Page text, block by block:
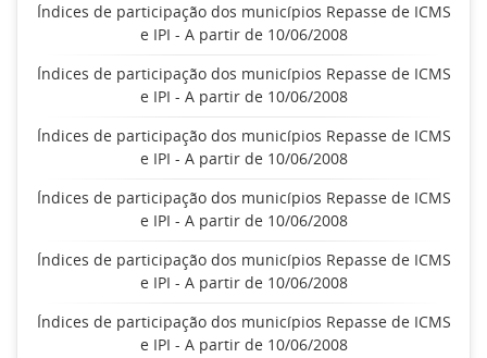
Índices de participação dos municípios Repasse de ICMS
e IPI - A partir de 10/06/2008
Índices de participação dos municípios Repasse de ICMS
e IPI - A partir de 10/06/2008
Índices de participação dos municípios Repasse de ICMS
e IPI - A partir de 10/06/2008
Índices de participação dos municípios Repasse de ICMS
e IPI - A partir de 10/06/2008
Índices de participação dos municípios Repasse de ICMS
e IPI - A partir de 10/06/2008
Índices de participação dos municípios Repasse de ICMS
e IPI - A partir de 10/06/2008